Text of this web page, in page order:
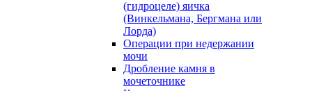
(гидроцеле) яичка
(Винкельмана, Бергмана или
Лорда)
Операции при недержании
мочи
Дробление камня в
мочеточнике